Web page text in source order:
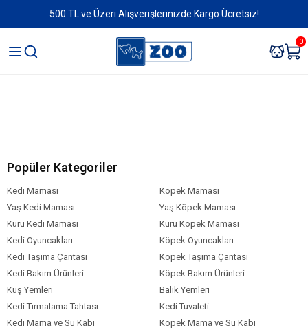
500 TL ve Üzeri Alışverişlerinizde Kargo Ücretsiz!
0
Popüler Kategoriler
Kedi Maması
Köpek Maması
Yaş Kedi Maması
Yaş Köpek Maması
Kuru Kedi Maması
Kuru Köpek Maması
Kedi Oyuncakları
Köpek Oyuncakları
Kedi Taşıma Çantası
Köpek Taşıma Çantası
Kedi Bakım Ürünleri
Köpek Bakım Ürünleri
Kuş Yemleri
Balık Yemleri
Kedi Tırmalama Tahtası
Kedi Tuvaleti
Kedi Mama ve Su Kabı
Köpek Mama ve Su Kabı